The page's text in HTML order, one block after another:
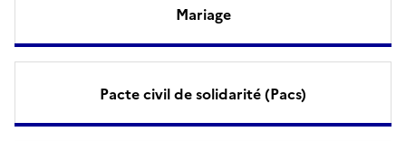
Mariage
Pacte civil de solidarité (Pacs)